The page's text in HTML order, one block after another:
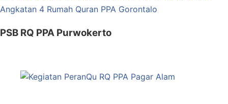
PSB RQ PPA Purwokerto